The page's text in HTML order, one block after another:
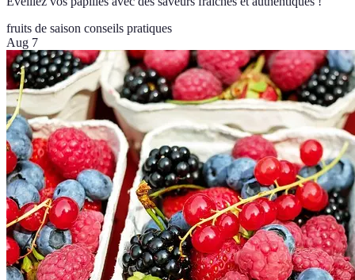
fruits de saison conseils pratiques
Aug 7